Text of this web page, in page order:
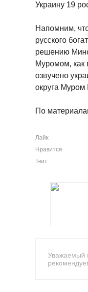
Украину 19
Напомним,
русского
решению
Муромом, как
озвучено
округа Муром
По
Лайк
Нравится
Твит
Уважаемый